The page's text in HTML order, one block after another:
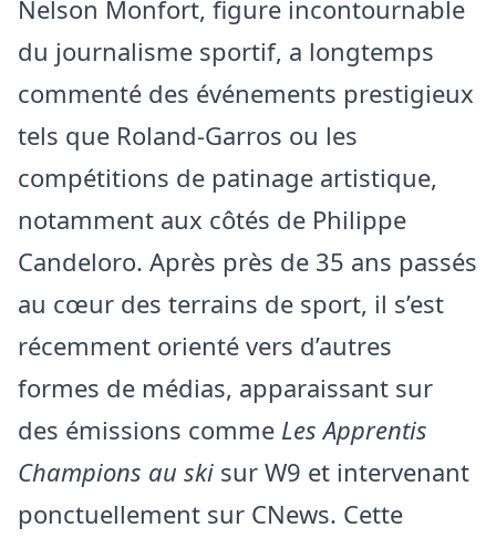
Nelson Monfort, figure incontournable
du journalisme sportif, a longtemps
commenté des événements prestigieux
tels que Roland-Garros ou les
compétitions de patinage artistique,
notamment aux côtés de Philippe
Candeloro. Après près de 35 ans passés
au cœur des terrains de sport, il s’est
récemment orienté vers d’autres
formes de médias, apparaissant sur
des émissions comme Les Apprentis
Champions au ski sur W9 et intervenant
ponctuellement sur CNews. Cette